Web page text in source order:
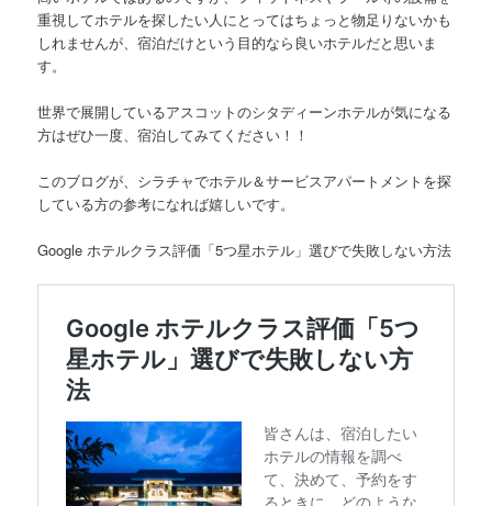
重視してホテルを探したい人にとってはちょっと物足りないかも
しれませんが、宿泊だけという目的なら良いホテルだと思いま
す。
世界で展開しているアスコットのシタディーンホテルが気になる
方はぜひ一度、宿泊してみてください！！
このブログが、シラチャでホテル＆サービスアパートメントを探
している方の参考になれば嬉しいです。
Google ホテルクラス評価「5つ星ホテル」選びで失敗しない方法